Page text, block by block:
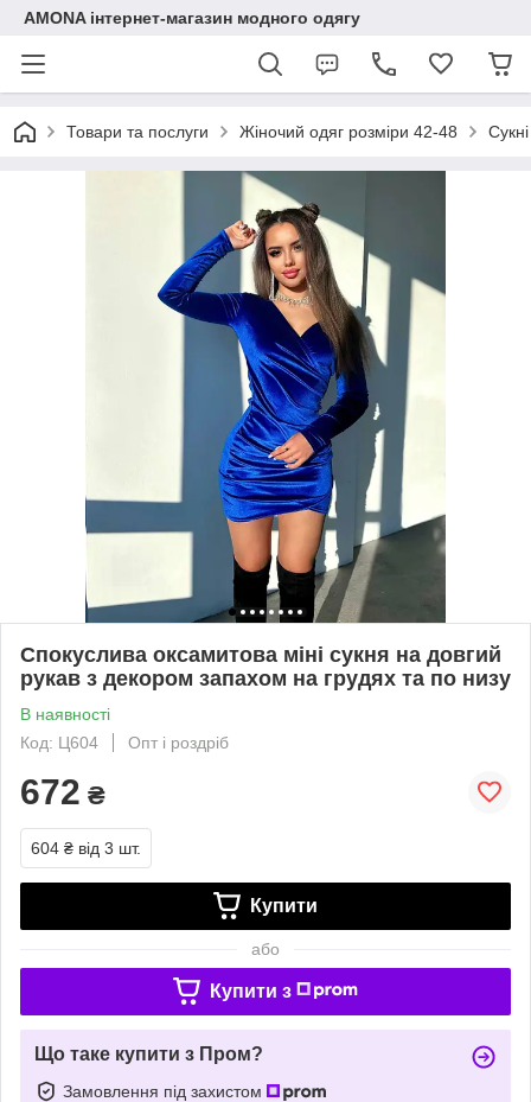
AMONA інтернет-магазин модного одягу
Товари та послуги Жіночий одяг розміри 42-48 Сукні
Спокуслива оксамитова міні сукня на довгий
рукав з декором запахом на грудях та по низу
В наявності
Код: Ц604
Опт і роздріб
672 ₴
604 ₴ від 3 шт.
Купити
або
Купити з
Що таке купити з Пром?
Замовлення під захистом